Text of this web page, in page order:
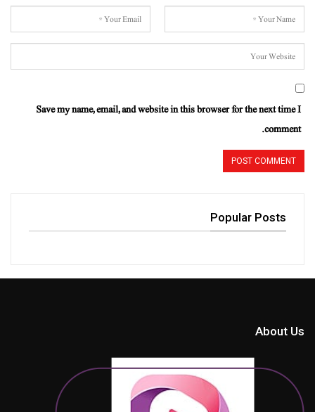
Save my name, email, and website in this browser for the next time I
comment.
Popular Posts
About Us